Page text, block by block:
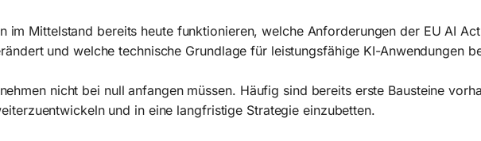
im Mittelstand bereits heute funktionieren, welche Anforderungen der EU AI
und welche technische Grundlage für leistungsfähige KI-Anwendungen
nicht bei null anfangen müssen. Häufig sind bereits erste Bausteine
und in eine langfristige Strategie einzubetten.